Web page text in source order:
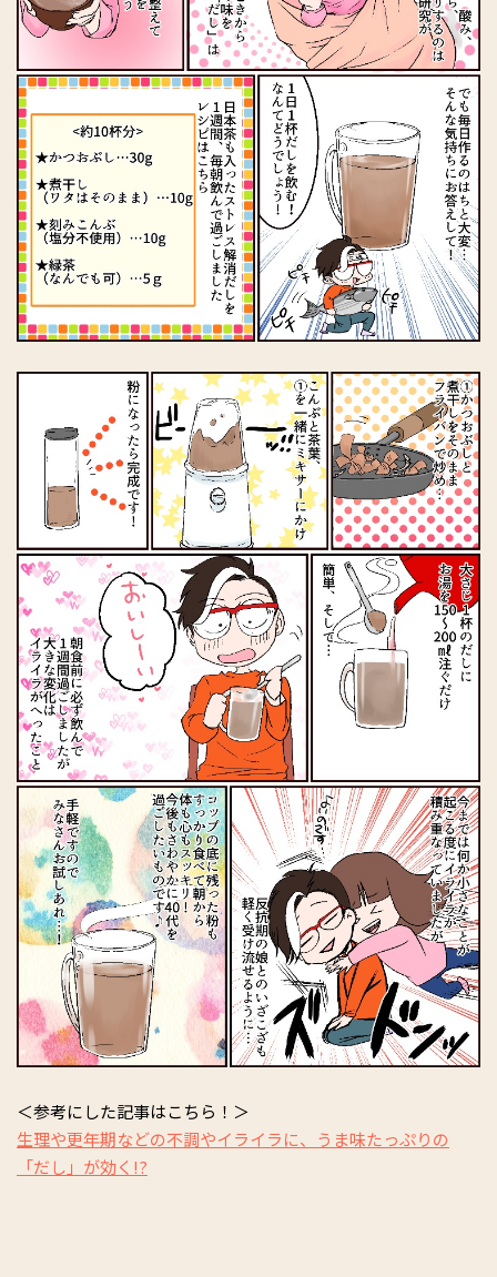
＜参考にした記事はこちら！＞
生理や更年期などの不調やイライラに、うま味たっぷりの
「だし」が効く!?